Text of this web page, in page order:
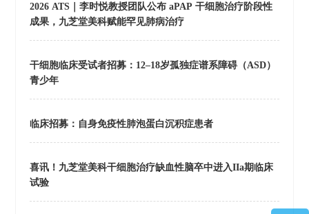
2026 ATS｜李时悦教授团队公布 aPAP 干细胞治疗阶段性
成果，九芝堂美科赋能罕见肺病治疗
干细胞临床受试者招募：12–18岁孤独症谱系障碍（ASD）
青少年
临床招募：自身免疫性肺泡蛋白沉积症患者
喜讯！九芝堂美科干细胞治疗缺血性脑卒中进入IIa期临床
试验